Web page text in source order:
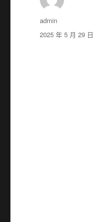
作
者
admin
發
2025 年 5 月 29 日